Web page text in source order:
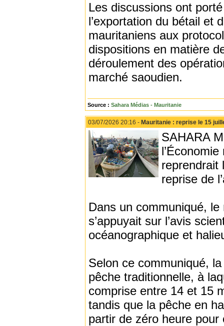
Les discussions ont
l’exportation du bétail et
mauritaniens aux
dispositions en matière
déroulement des
marché saoudien.
Source : Sahara Médias - Mauritanie
03/07/2026 20:16 - Mauritanie : reprise le 15
SAHARA
reprendrait
reprise de
Dans un communiqué,
s’appuyait sur l’avis
océanographique et
Selon ce communiqué,
pêche traditionnelle, à
comprise entre 14 et 15
tandis que la pêche en
partir de zéro heure pour